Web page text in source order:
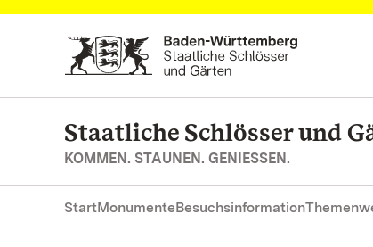
Zum Hauptinhalt springen
Staatliche Schlösser und
KOMMEN. STAUNEN. GENIESSEN.
StartMonumenteBesuchsinformation